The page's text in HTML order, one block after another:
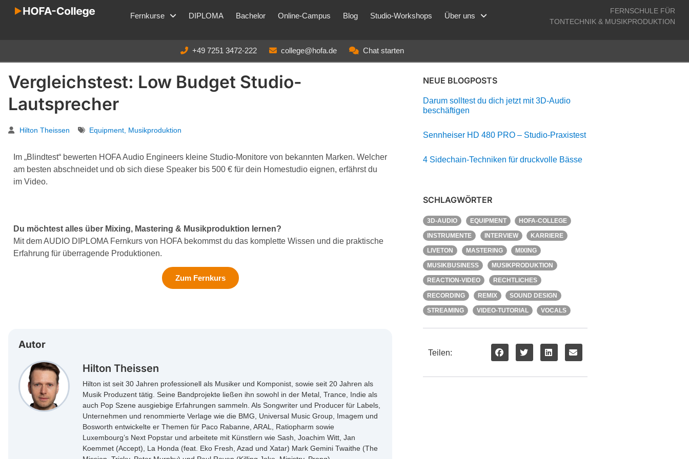
Fernkurse DIPLOMA Bachelor Online-Campus Blog Studio-Workshops Über uns
FERNSCHULE FÜR
TONTECHNIK & MUSIKPRODUKTION
+49 7251 3472-222 college@hofa.de Chat starten
Vergleichstest: Low Budget Studio-
Lautsprecher
Hilton Theissen Equipment Musikproduktion
Im „Blindtest“ bewerten HOFA Audio Engineers kleine Studio-Monitore von bekannten Marken. Welcher
am besten abschneidet und ob sich diese Speaker bis 500 € für dein Homestudio eignen, erfährst du
im Video.
Du möchtest alles über Mixing, Mastering & Musikproduktion lernen?
Mit dem AUDIO DIPLOMA Fernkurs von HOFA bekommst du das komplette Wissen und die praktische
Erfahrung für überragende Produktionen.
Zum Fernkurs
Autor
Hilton Theissen
Hilton ist seit 30 Jahren professionell als Musiker und Komponist, sowie seit 20 Jahren als
Musik Produzent tätig. Seine Bandprojekte ließen ihn sowohl in der Metal, Trance, Indie als
auch Pop Szene ausgiebige Erfahrungen sammeln. Als Songwriter und Producer für Labels,
Unternehmen und renommierte Verlage wie die BMG, Universal Music Group, Imagem und
Bosworth entwickelte er Themen für Paco Rabanne, ARAL, Ratiopharm sowie
Luxembourg’s Next Popstar und arbeitete mit Künstlern wie Sash, Joachim Witt, Jan
Koemmet (Accept), La Honda (feat. Eko Fresh, Azad und Xatar) Mark Gemini Twaithe (The
NEUE BLOGPOSTS
Darum solltest du dich jetzt mit 3D-Audio
beschäftigen
Sennheiser HD 480 PRO – Studio-Praxistest
4 Sidechain-Techniken für druckvolle Bässe
SCHLAGWÖRTER
3D-AUDIO EQUIPMENT HOFA-COLLEGE
INSTRUMENTE INTERVIEW KARRIERE
LIVETON MASTERING MIXING
MUSIKBUSINESS MUSIKPRODUKTION
REACTION-VIDEO RECHTLICHES
RECORDING REMIX SOUND DESIGN
STREAMING VIDEO-TUTORIAL VOCALS
Teilen: